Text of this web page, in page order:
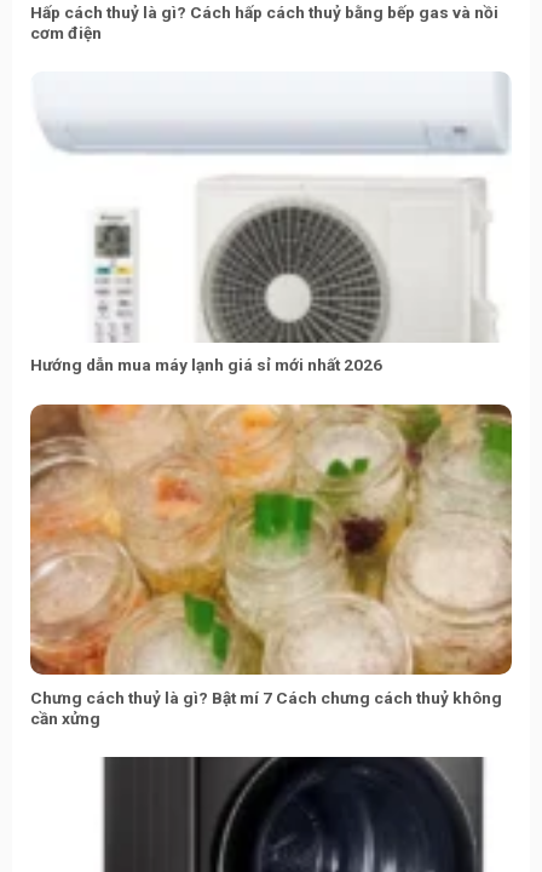
Hấp cách thuỷ là gì? Cách hấp cách thuỷ bằng bếp gas và nồi
cơm điện
Hướng dẫn mua máy lạnh giá sỉ mới nhất 2026
Chưng cách thuỷ là gì? Bật mí 7 Cách chưng cách thuỷ không
cần xửng